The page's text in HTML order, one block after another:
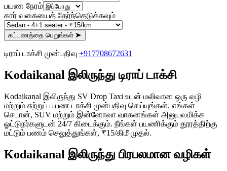
பயண நேரம்
கார் வகையைத் தேர்ந்தெடுக்கவும்
கட்டணத்தை பெறுங்கள் ➤
டிராப் டாக்சி முன்பதிவு +917708672631
Kodaikanal இலிருந்து டிராப் டாக்சி
Kodaikanal இலிருந்து SV Drop Taxi உடன் மலிவான ஒரு வழி
மற்றும் சுற்றுப் பயண டாக்சி முன்பதிவு செய்யுங்கள். எங்கள்
செடான், SUV மற்றும் இன்னோவா வாகனங்கள் அனுபவமிக்க
ஓட்டுநர்களுடன் 24/7 கிடைக்கும். நீங்கள் பயணிக்கும் தூரத்திற்கு
மட்டும் பணம் செலுத்துங்கள், ₹15/கிமீ முதல்.
Kodaikanal இலிருந்து பிரபலமான வழிகள்